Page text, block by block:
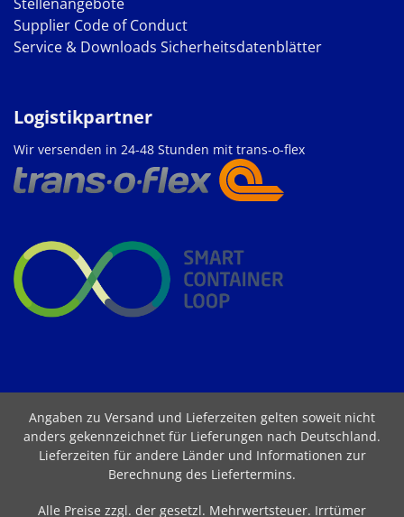
Supplier Code of Conduct
Service & Downloads Sicherheitsdatenblätter
Logistikpartner
Wir versenden in 24-48 Stunden mit trans-o-flex
Angaben zu Versand und Lieferzeiten gelten soweit nicht
anders gekennzeichnet für Lieferungen nach Deutschland.
Lieferzeiten für andere Länder und Informationen zur
Berechnung des Liefertermins.
Alle Preise zzgl. der gesetzl. Mehrwertsteuer. Irrtümer